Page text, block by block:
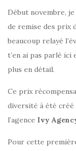
Début novembre,
de remise des prix
beaucoup relayé
t’en ai pas parlé ici
plus en détail.
Ce prix
diversité à été créé
l’agence Ivy
Pour cette